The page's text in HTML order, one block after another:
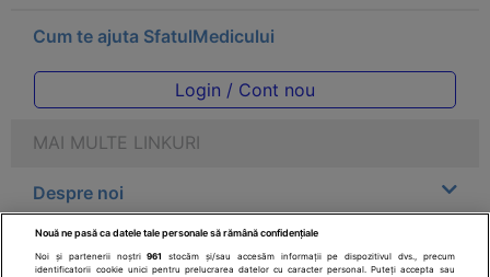
Cum te ajuta SfatulMedicului
Login / Cont nou
MAI MULTE LINKURI
Despre noi
Legal
Nouă ne pasă ca datele tale personale să rămână confidențiale
Noi și partenerii noștri961
stocăm și/sau accesăm informații pe dispozitivul dvs., precum
identificatorii cookie unici pentru prelucrarea datelor cu caracter personal. Puteți accepta sau